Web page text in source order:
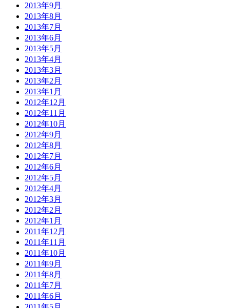
2013年9月
2013年8月
2013年7月
2013年6月
2013年5月
2013年4月
2013年3月
2013年2月
2013年1月
2012年12月
2012年11月
2012年10月
2012年9月
2012年8月
2012年7月
2012年6月
2012年5月
2012年4月
2012年3月
2012年2月
2012年1月
2011年12月
2011年11月
2011年10月
2011年9月
2011年8月
2011年7月
2011年6月